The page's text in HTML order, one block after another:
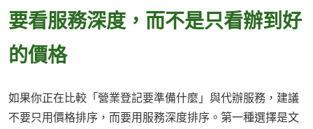
要看服務深度，而不是只看辦到好
的價格
如果你正在比較「營業登記要準備什麼」與代辦服務，建議
不要只用價格排序，而要用服務深度排序。第一種選擇是文